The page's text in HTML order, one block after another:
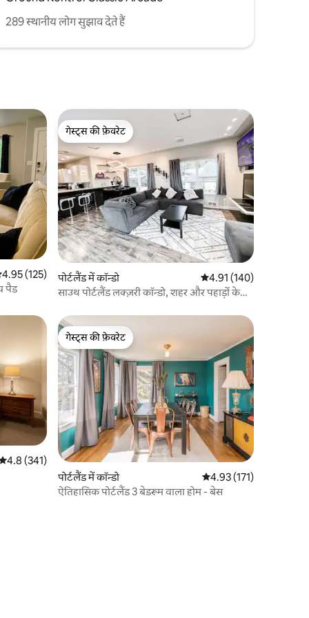
289 स्थानीय लोग सुझाव देते हैं
रेटिंग 5 में से 4.95, 125 समीक्षाएँ
4.95 (125)
पैड
गेस्ट्स की फ़ेवरेट
गेस्ट्स की फ़ेवरेट
पोर्टलैंड में कॉन्डो औसत रेटिंग 5 में से 4.91,
4.91 (140)
साउथ पोर्टलैंड लक्ज़री कॉन्डो, शहर और पहाड़ों के
रेटिंग 5 में से 4.8, 341 समीक्षाएँ
4.8 (341)
गेस्ट्स की फ़ेवरेट
गेस्ट्स की फ़ेवरेट
पोर्टलैंड में कॉन्डो औसत रेटिंग 5 में से 4.93,
4.93 (171)
ऐतिहासिक पोर्टलैंड 3 बेडरूम वाला होम - बेस